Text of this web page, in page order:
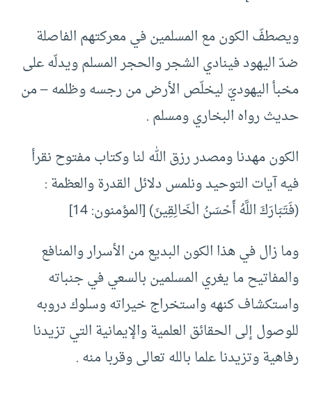
ويصطفّ الكون مع المسلمين في معركتهم الفاصلة
ضدّ اليهود فينادي الشجر والحجر المسلم ويدلّه على
مخبأ اليهوديّ ليخلّص الأرض من رجسه وظلمه – من
حديث رواه البخاري ومسلم .
الكون مهدنا ومصدر رزق الله لنا وكتاب مفتوح نقرأ
فيه آيات التوحيد ونلمس دلائل القدرة والعظمة :
(فَتَبَارَكَ اللَّهُ أَحْسَنُ الْخَالِقِينَ) [المؤمنون: 14]
وما زال في هذا الكون البديع من الأسرار والمنافع
والمفاتيح ما يغري المسلمين بالسعي في جنباته
واستكشاف كنهه واستخراج خيراته وسلوك دروبه
للوصول إلى الحقائق العلمية والإيمانية التي تزيدنا
رفاهية وتزيدنا علما بالله تعالى وقربا منه .